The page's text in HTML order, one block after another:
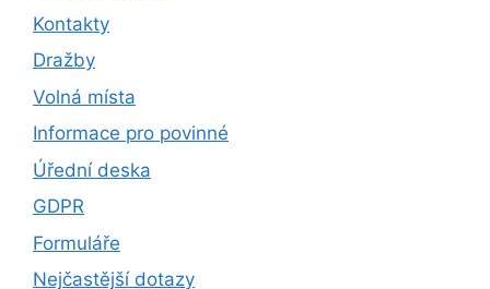
Kontakty
Dražby
Volná místa
Informace pro povinné
Úřední deska
GDPR
Formuláře
Nejčastější dotazy